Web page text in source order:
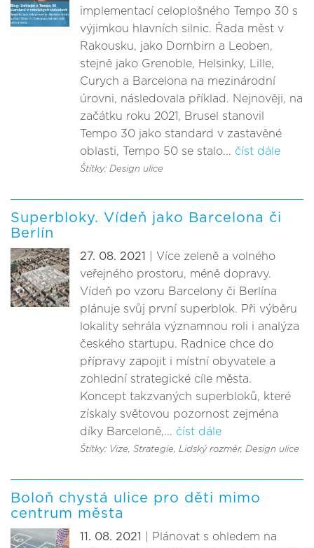
implementací celoplošného Tempo 30 s
výjimkou hlavních silnic. Řada měst v
Rakousku, jako Dornbirn a Leoben,
stejně jako Grenoble, Helsinky, Lille,
Curych a Barcelona na mezinárodní
úrovni, následovala příklad. Nejnověji, na
začátku roku 2021, Brusel stanovil
Tempo 30 jako standard v zastavěné
oblasti, Tempo 50 se stalo... číst dále
Štítky: Design ulice
Superbloky. Vídeň jako Barcelona či
Berlín
27. 08. 2021
| Více zeleně a volného
veřejného prostoru, méně dopravy.
Vídeň po vzoru Barcelony či Berlína
plánuje svůj první superblok. Při výběru
lokality sehrála významnou roli i analýza
českého startupu. Radnice chce do
přípravy zapojit i místní obyvatele a
zohlední strategické cíle města.
Koncept takzvaných superbloků, které
získaly světovou pozornost zejména
díky Barceloně,... číst dále
Štítky: Vize, Strategie, Lidský rozměr, Design ulice
Boloň chystá ulice pro děti mimo
centrum města
11. 08. 2021
| Plánovat s ohledem na